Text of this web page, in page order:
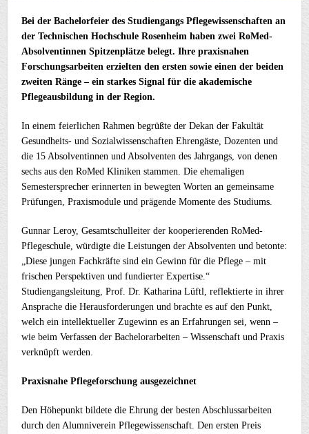
Bei der Bachelorfeier des Studiengangs Pflegewissenschaften an
der Technischen Hochschule Rosenheim haben zwei RoMed-
Absolventinnen Spitzenplätze belegt. Ihre praxisnahen
Forschungsarbeiten erzielten den ersten sowie einen der beiden
zweiten Ränge – ein starkes Signal für die akademische
Pflegeausbildung in der Region.
In einem feierlichen Rahmen begrüßte der Dekan der Fakultät
Gesundheits- und Sozialwissenschaften Ehrengäste, Dozenten und
die 15 Absolventinnen und Absolventen des Jahrgangs, von denen
sechs aus den RoMed Kliniken stammen. Die ehemaligen
Semestersprecher erinnerten in bewegten Worten an gemeinsame
Prüfungen, Praxismodule und prägende Momente des Studiums.
Gunnar Leroy, Gesamtschulleiter der kooperierenden RoMed-
Pflegeschule, würdigte die Leistungen der Absolventen und betonte:
„Diese jungen Fachkräfte sind ein Gewinn für die Pflege – mit
frischen Perspektiven und fundierter Expertise.“
Studiengangsleitung, Prof. Dr. Katharina Lüftl, reflektierte in ihrer
Ansprache die Herausforderungen und brachte es auf den Punkt,
welch ein intellektueller Zugewinn es an Erfahrungen sei, wenn –
wie beim Verfassen der Bachelorarbeiten – Wissenschaft und Praxis
verknüpft werden.
Praxisnahe Pflegeforschung ausgezeichnet
Den Höhepunkt bildete die Ehrung der besten Abschlussarbeiten
durch den Alumniverein Pflegewissenschaft. Den ersten Preis